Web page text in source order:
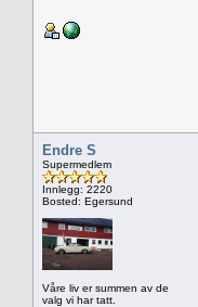
Endre S
Supermedlem
Innlegg: 2220
Bosted: Egersund
Våre liv er summen av de
valg vi har tatt.